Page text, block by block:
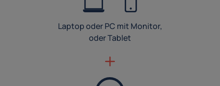
Laptop oder PC mit Monitor,
oder Tablet